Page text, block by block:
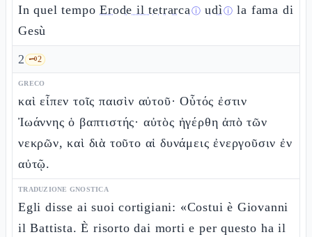
In quel tempoErode il tetrarcaⓘ udìⓘ la fama di
Gesù
2 🗝️2
GRECO
καὶ εἶπεν τοῖς παισὶν αὐτοῦ· Οὗτός ἐστιν
Ἰωάννης ὁ βαπτιστής· αὐτὸς ἠγέρθη ἀπὸ τῶν
νεκρῶν, καὶ διὰ τοῦτο αἱ δυνάμεις ἐνεργοῦσιν ἐν
αὐτῷ.
TRADUZIONE GNOSTICA
Egli disse ai suoi cortigiani: «Costui è Giovanni
il Battista. È risorto dai morti e per questo ha il